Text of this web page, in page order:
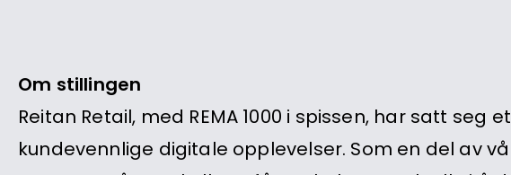
Om stillingen
Reitan Retail, med REMA 1000 i spissen, har satt
kundevennlige digitale opplevelser. Som en del av